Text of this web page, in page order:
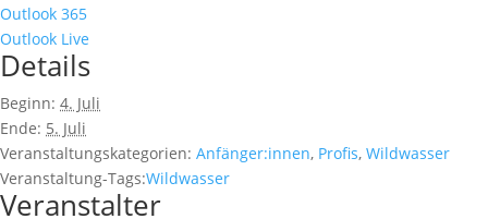
Outlook 365
Outlook Live
Details
Beginn: 4. Juli
Ende: 5. Juli
Veranstaltungskategorien: Anfänger:innen, Profis, Wildwasser
Veranstaltung-Tags:Wildwasser
Veranstalter